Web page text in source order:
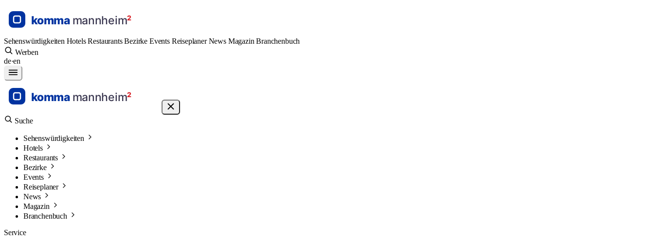
Sehenswürdigkeiten HotelsRestaurantsBezirke Events ReiseplanerNews MagazinBranchenbuch
Werben
de·en
Suche
Sehenswürdigkeiten
Hotels
Restaurants
Bezirke
Events
Reiseplaner
News
Magazin
Branchenbuch
Service